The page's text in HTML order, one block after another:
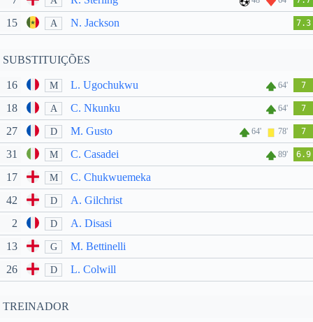
15 A N. Jackson 7.3
SUBSTITUIÇÕES
16 M L. Ugochukwu 64' 7
18 A C. Nkunku 64' 7
27 D M. Gusto 64' 78' 7
31 M C. Casadei 89' 6.9
17 M
C. Chukwuemeka
42
D
A. Gilchrist
2
D
A. Disasi
13
G
M. Bettinelli
26
D L. Colwill
TREINADOR